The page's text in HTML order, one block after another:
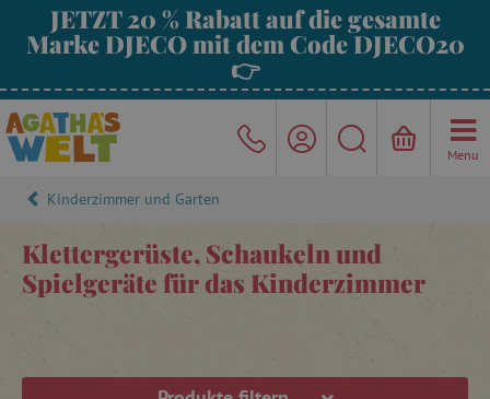
JETZT 20 % Rabatt auf die gesamte
Marke DJECO mit dem Code DJECO20
👉
Menu
Kinderzimmer und Garten
Klettergerüste, Schaukeln und
Spielgeräte für das Kinderzimmer